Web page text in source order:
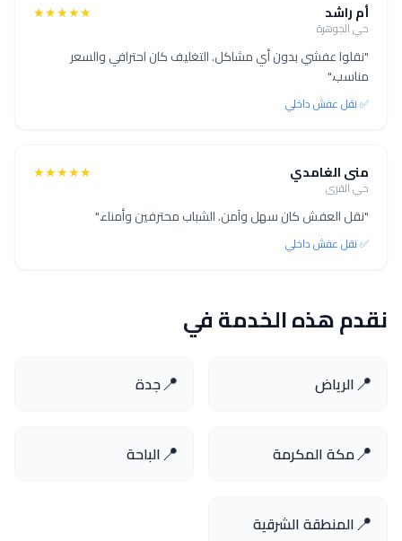
أم راشد
حي الجوهرة
★★★★★
"نقلوا عفشي بدون أي مشاكل. التغليف كان احترافي والسعر
مناسب."
✅ نقل عفش داخلي
منى الغامدي
حي القرى
★★★★★
"نقل العفش كان سهل وآمن. الشباب محترفين وأمناء."
✅ نقل عفش داخلي
نقدم هذه الخدمة في
📍الرياض 📍جدة
📍مكة المكرمة 📍الباحة
📍المنطقة الشرقية